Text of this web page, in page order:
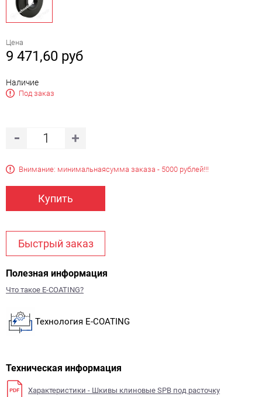
Цена
9 471,60 руб
Наличие
Под заказ
Внимание: минимальнаясумма заказа - 5000 рублей!!!
Купить
Быстрый заказ
Полезная информация
Что такое E-COATING?
Технология E-COATING
Техническая информация
Характеристики - Шкивы клиновые SPB под расточку